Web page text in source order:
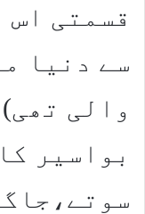
قسمتی اس
سے دنیا
والی
بواسیر